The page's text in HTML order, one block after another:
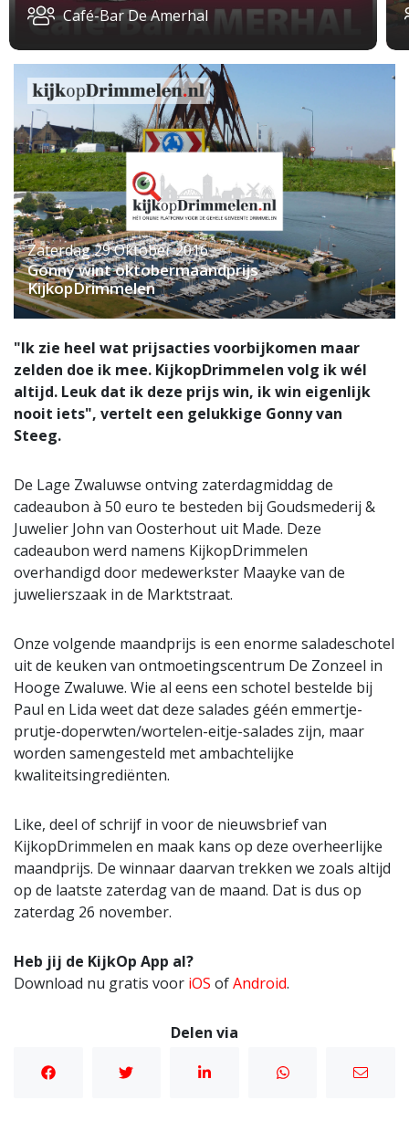
Café-Bar De Amerhal
Zaterdag 29 Oktober 2016
Gonny wint oktobermaandprijs
KijkopDrimmelen
"Ik zie heel wat prijsacties voorbijkomen maar
zelden doe ik mee. KijkopDrimmelen volg ik wél
altijd. Leuk dat ik deze prijs win, ik win eigenlijk
nooit iets", vertelt een gelukkige Gonny van
Steeg.
De Lage Zwaluwse ontving zaterdagmiddag de
cadeaubon à 50 euro te besteden bij Goudsmederij &
Juwelier John van Oosterhout uit Made. Deze
cadeaubon werd namens KijkopDrimmelen
overhandigd door medewerkster Maayke van de
juwelierszaak in de Marktstraat.
Onze volgende maandprijs is een enorme saladeschotel
uit de keuken van ontmoetingscentrum De Zonzeel in
Hooge Zwaluwe. Wie al eens een schotel bestelde bij
Paul en Lida weet dat deze salades géén emmertje-
prutje-doperwten/wortelen-eitje-salades zijn, maar
worden samengesteld met ambachtelijke
kwaliteitsingrediënten.
Like, deel of schrijf in voor de nieuwsbrief van
KijkopDrimmelen en maak kans op deze overheerlijke
maandprijs. De winnaar daarvan trekken we zoals altijd
op de laatste zaterdag van de maand. Dat is dus op
zaterdag 26 november.
Heb jij de KijkOp App al?
Download nu gratis voor iOS ofAndroid.
Delen via